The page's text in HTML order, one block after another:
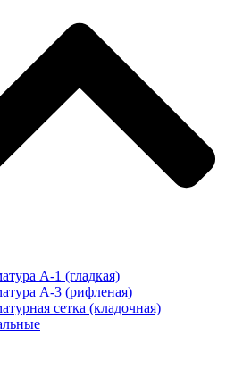
А-1 (гладкая)
А-3 (рифленая)
сетка (кладочная)